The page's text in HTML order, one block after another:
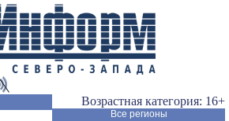
Возрастная категория: 16+
Все регионы